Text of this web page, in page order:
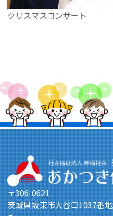
クリスマスコンサート
〒306-0621
茨城県坂東市大谷口1037番地